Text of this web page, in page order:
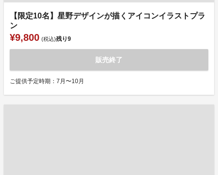
【限定10名】星野デザインが描くアイコンイラストプラ
ン
¥9,800 (税込)残り9
販売終了
ご提供予定時期：7月〜10月